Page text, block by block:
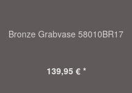
Bronze Grabvase 58010BR17
139,95 € *